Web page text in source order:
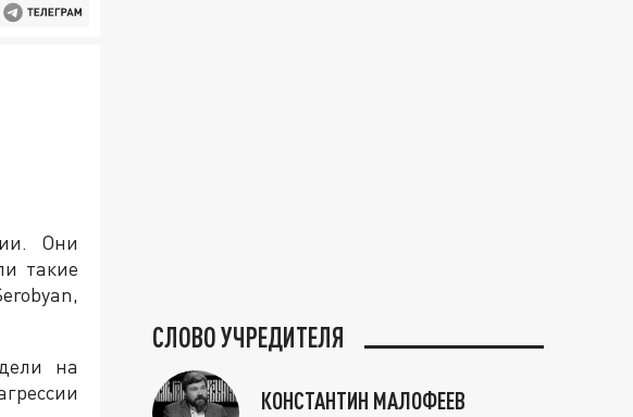
Они
такие
на
СЛОВО УЧРЕДИТЕЛЯ
КОНСТАНТИН МАЛОФЕЕВ